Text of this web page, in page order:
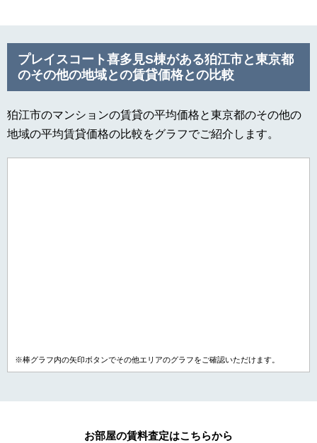
プレイスコート喜多見S棟がある狛江市と東京都
のその他の地域との賃貸価格との比較
狛江市のマンションの賃貸の平均価格と東京都のその他の
地域の平均賃貸価格の比較をグラフでご紹介します。
※棒グラフ内の矢印ボタンでその他エリアのグラフをご確認いただけます。
お部屋の賃料査定はこちらから